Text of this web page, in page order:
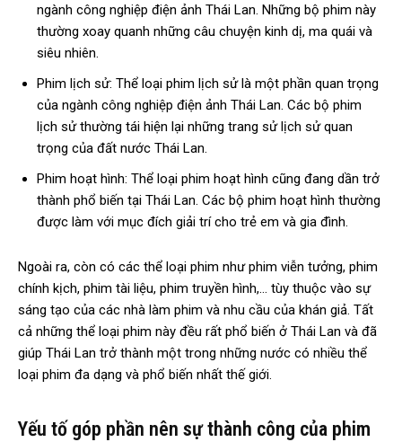
ngành công nghiệp điện ảnh Thái Lan. Những bộ phim này
thường xoay quanh những câu chuyện kinh dị, ma quái và
siêu nhiên.
Phim lịch sử: Thể loại phim lịch sử là một phần quan trọng
của ngành công nghiệp điện ảnh Thái Lan. Các bộ phim
lịch sử thường tái hiện lại những trang sử lịch sử quan
trọng của đất nước Thái Lan.
Phim hoạt hình: Thể loại phim hoạt hình cũng đang dần trở
thành phổ biến tại Thái Lan. Các bộ phim hoạt hình thường
được làm với mục đích giải trí cho trẻ em và gia đình.
Ngoài ra, còn có các thể loại phim như phim viễn tưởng, phim
chính kịch, phim tài liệu, phim truyền hình,… tùy thuộc vào sự
sáng tạo của các nhà làm phim và nhu cầu của khán giả. Tất
cả những thể loại phim này đều rất phổ biến ở Thái Lan và đã
giúp Thái Lan trở thành một trong những nước có nhiều thể
loại phim đa dạng và phổ biến nhất thế giới.
Yếu tố góp phần nên sự thành công của phim